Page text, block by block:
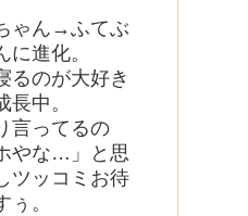
ゃん→ふてぶ
進化。
るのが大好き
中。
言ってるの
やな…」と思
ツッコミお待
。